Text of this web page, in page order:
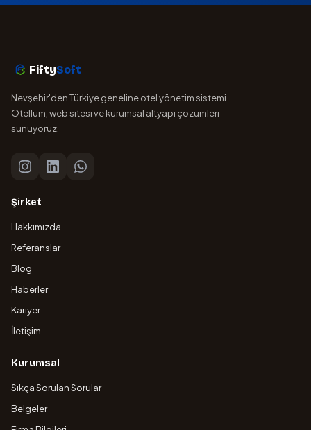
FiftySoft
Nevşehir'den Türkiye geneline otel yönetim sistemi
Otellum, web sitesi ve kurumsal altyapı çözümleri
sunuyoruz.
Şirket
Hakkımızda
Referanslar
Blog
Haberler
Kariyer
İletişim
Kurumsal
Sıkça Sorulan Sorular
Belgeler